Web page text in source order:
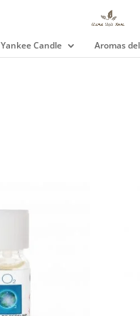
Yankee Candle Aromas